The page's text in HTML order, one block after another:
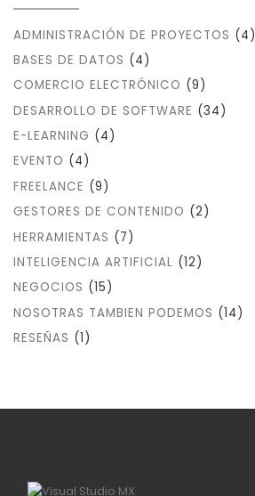
ADMINISTRACIÓN DE PROYECTOS (4)
BASES DE DATOS (4)
COMERCIO ELECTRÓNICO (9)
DESARROLLO DE SOFTWARE (34)
E-LEARNING (4)
EVENTO (4)
FREELANCE (9)
GESTORES DE CONTENIDO (2)
HERRAMIENTAS (7)
INTELIGENCIA ARTIFICIAL (12)
NEGOCIOS (15)
NOSOTRAS TAMBIEN PODEMOS (14)
RESEÑAS (1)